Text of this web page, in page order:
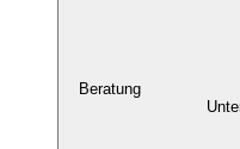
Beratung